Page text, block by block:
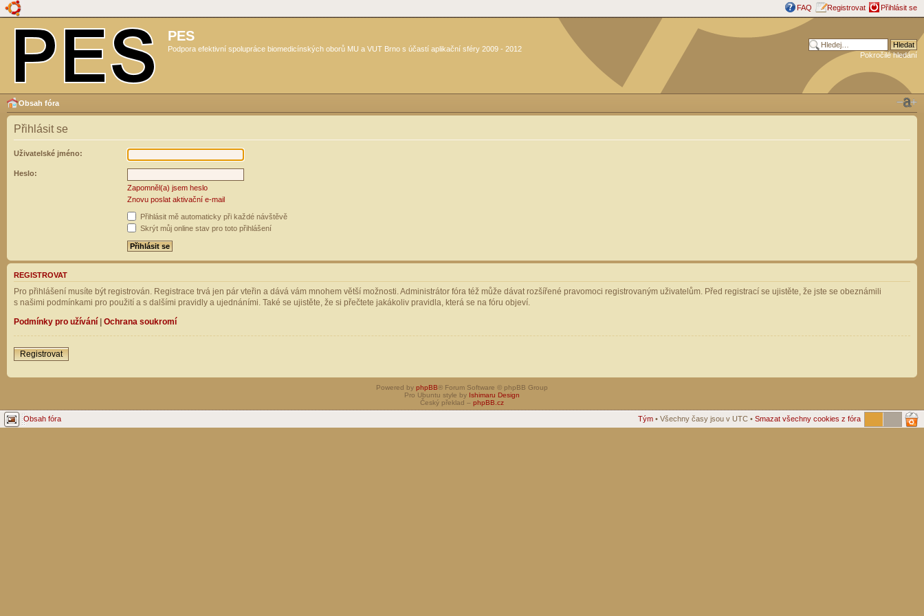
FAQ Registrovat Přihlásit se
PES
Podpora efektivní spolupráce biomedicínských oborů MU a VUT Brno s účastí aplikační sféry 2009 - 2012
Pokročilé hledání
Obsah fóra
Přihlásit se
Uživatelské jméno:
Heslo:
Zapomněl(a) jsem heslo
Znovu poslat aktivační e-mail
Přihlásit mě automaticky při každé návštěvě
Skrýt můj online stav pro toto přihlášení
REGISTROVAT
Pro přihlášení musíte být registrován. Registrace trvá jen pár vteřin a dává vám mnohem větší možnosti. Administrátor fóra též může dávat rozšířené pravomoci registrovaným uživatelům. Před registrací se ujistěte, že jste se obeznámili
s našimi podmínkami pro použití a s dalšími pravidly a ujednáními. Také se ujistěte, že si přečtete jakákoliv pravidla, která se na fóru objeví.
Podmínky pro užívání | Ochrana soukromí
Registrovat
Powered by phpBB® Forum Software © phpBB Group
Pro Ubuntu style by Ishimaru Design
Český překlad – phpBB.cz
Obsah fóra Tým • Všechny časy jsou v UTC • Smazat všechny cookies z fóra